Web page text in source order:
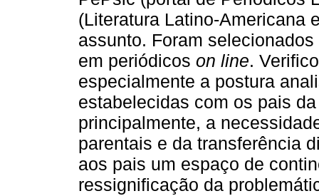
(Literatura Latino-Americana
assunto. Foram
em periódicos on line.
especialmente a postura
estabelecidas com os pais
principalmente, a
parentais e da transferência
aos pais um espaço de
ressignificação da